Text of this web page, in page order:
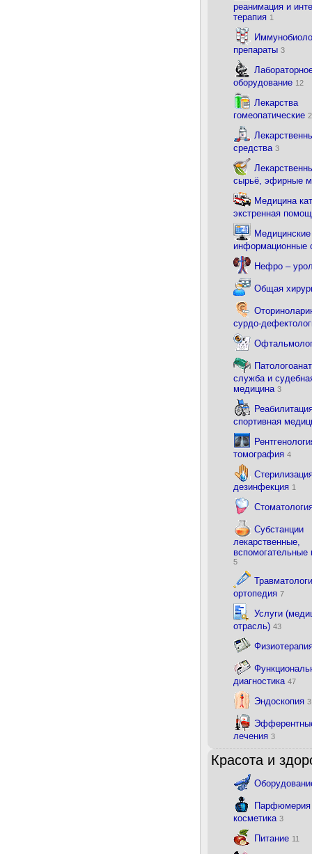
реанимация и
терапия 1
препараты 3
оборудование 12
Лекарства
гомеопатические
средства 3
сырьё, эфирные
Медицина
экстренная
Медицинские
информационные
Нефро –
Общая
сурдо-
служба и
медицина 3
спортивная
томография 4
дезинфекция 1
Субстанции
лекарственные,
вспомогательные
5
ортопедия 7
Услуги
отрасль) 43
диагностика 47
Эндоскопия 3
лечения 3
Красота и
Парфюмерия
косметика 3
Питание 11